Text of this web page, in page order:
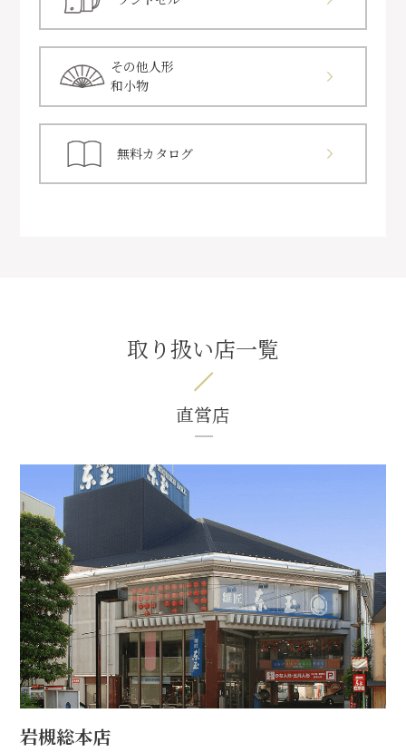
その他人形
和小物
無料カタログ
取り扱い店一覧
直営店
岩槻総本店